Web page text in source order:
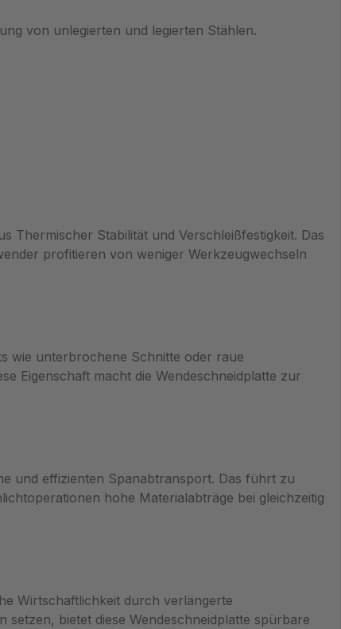
von unlegierten und legierten Stählen.
Thermischer Stabilität und Verschleißfestigkeit. Das
profitieren von weniger Werkzeugwechseln
wie unterbrochene Schnitte oder raue
Eigenschaft macht die Wendeschneidplatte zur
und effizienten Spanabtransport. Das führt zu
hohe Materialabträge bei gleichzeitig
Wirtschaftlichkeit durch verlängerte
bietet diese Wendeschneidplatte spürbare